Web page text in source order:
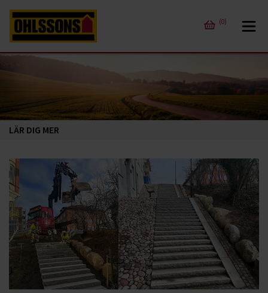
(0)
LÄR DIG MER